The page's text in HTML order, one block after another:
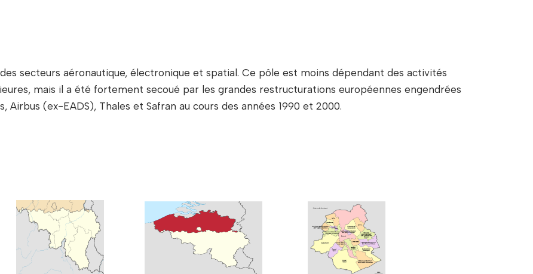
secteurs aéronautique, électronique et spatial. Ce pôle est moins dépendant des activités
mais il a été fortement secoué par les grandes restructurations européennes engendrées
Airbus (ex-EADS), Thales et Safran au cours des années 1990 et 2000.